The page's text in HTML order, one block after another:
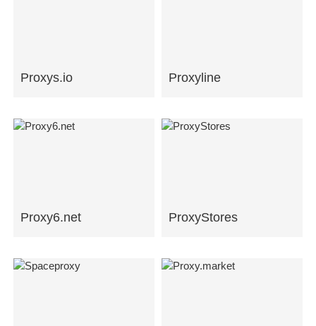
Proxys.io Proxyline
Proxy6.net ProxyStores